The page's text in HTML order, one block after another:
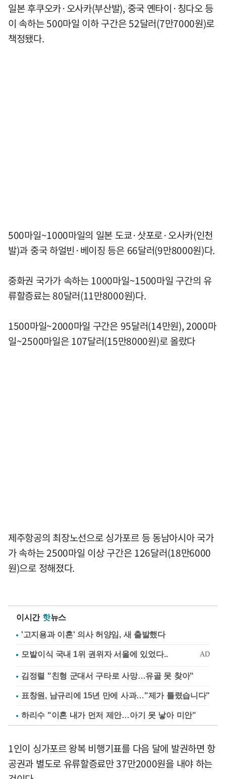
일본 후쿠오카·오사카(부산발), 중국 옌타이·칭다오 등
이 속하는 500마일 이하 구간은 52달러(7만7000원)로
책정됐다.
500마일~1000마일의 일본 도쿄·삿포로·오사카(인천
발)과 중국 하얼빈·베이징 등은 66달러(9만8000원)다.
중화권 국가가 속하는 1000마일~1500마일 구간의 유
류할증료는 80달러(11만8000원)다.
1500마일~2000마일 구간은 95달러(14만원), 2000마
일~2500마일은 107달러(15만8000원)로 올랐다
제주항공의 최장노선으로 싱가포르 등 동남아시아 국가
가 속하는 2500마일 이상 구간은 126달러(18만6000
원)으로 정해졌다.
이시간 핫뉴스
'고지용과 이혼' 의사 허양임, 새 출발했다
김정렬 "친형 군대서 구타로 사망…유골 못 찾아"
표창원, 남규리에 15년 만에 사과…"제가 틀렸습니다"
하리수 "이혼 내가 먼저 제안…아기 못 낳아 미안"
1인이 싱가포르 왕복 비행기표를 다음 달에 발권하면 항
공권과 별도로 유류할증료만 37만2000원을 내야 하는